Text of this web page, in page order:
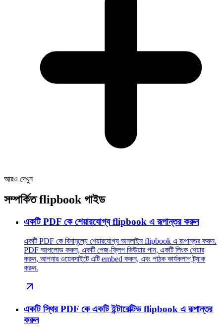
আরও দেখুন
সম্পর্কিত flipbook গাইড
একটি PDF কে শেয়ারযোগ্য flipbook এ রূপান্তর করুন
একটি PDF কে বিনামূল্যে শেয়ারযোগ্য অনলাইন flipbook এ রূপান্তর করুন.
PDF আপলোড করুন, একটি পেজ-ফ্লিপ ভিউয়ার পান, একটি লিংক শেয়ার
করুন, আপনার ওয়েবসাইটে এটি embed করুন, এবং পাঠক কার্যকলাপ ট্র্যাক
করুন.
একটি স্থির PDF কে একটি ইন্টারেক্টিভ flipbook এ রূপান্তর
করুন